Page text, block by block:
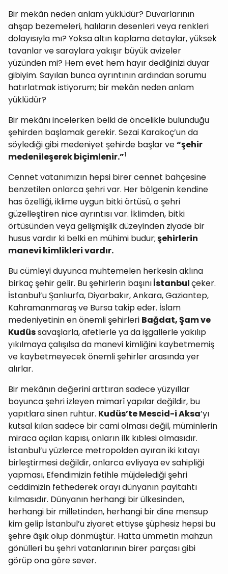
Bir mekân neden anlam yüklüdür? Duvarlarının
ahşap bezemeleri, halıların desenleri veya renkleri
dolayısıyla mı? Yoksa altın kaplama detaylar, yüksek
tavanlar ve saraylara yakışır büyük avizeler
yüzünden mi? Hem evet hem hayır dediğinizi duyar
gibiyim. Sayılan bunca ayrıntının ardından sorumu
hatırlatmak istiyorum; bir mekân neden anlam
yüklüdür?
Bir mekânı incelerken belki de öncelikle bulunduğu
şehirden başlamak gerekir. Sezai Karakoç’un da
söylediği gibi medeniyet şehirde başlar ve“şehir
medenileşerek biçimlenir.”1
Cennet vatanımızın hepsi birer cennet bahçesine
benzetilen onlarca şehri var. Her bölgenin kendine
has özelliği, iklime uygun bitki örtüsü, o şehri
güzelleştiren nice ayrıntısı var. İklimden, bitki
örtüsünden veya gelişmişlik düzeyinden ziyade bir
husus vardır ki belki en mühimi budur;şehirlerin
manevi kimlikleri vardır.
Bu cümleyi duyunca muhtemelen herkesin aklına
birkaç şehir gelir. Bu şehirlerin başınıİstanbulçeker.
İstanbul’u Şanlıurfa, Diyarbakır, Ankara, Gaziantep,
Kahramanmaraş ve Bursa takip eder. İslam
medeniyetinin en önemli şehirleri Bağdat, Şam ve
Kudüssavaşlarla, afetlerle ya da işgallerle yakılıp
yıkılmaya çalışılsa da manevi kimliğini kaybetmemiş
ve kaybetmeyecek önemli şehirler arasında yer
alırlar.
Bir mekânın değerini arttıran sadece yüzyıllar
boyunca şehri izleyen mimarî yapılar değildir, bu
yapıtlara sinen ruhtur. Kudüs’te Mescid-i Aksa’yı
kutsal kılan sadece bir cami olması değil, müminlerin
miraca açılan kapısı, onların ilk kıblesi olmasıdır.
İstanbul’u yüzlerce metropolden ayıran iki kıtayı
birleştirmesi değildir, onlarca evliyaya ev sahipliği
yapması, Efendimizin fetihle müjdelediği şehri
ceddimizin fethederek orayı dünyanın payitahtı
kılmasıdır. Dünyanın herhangi bir ülkesinden,
herhangi bir milletinden, herhangi bir dine mensup
kim gelip İstanbul’u ziyaret ettiyse şüphesiz hepsi bu
şehre âşık olup dönmüştür. Hatta ümmetin mahzun
gönülleri bu şehri vatanlarının birer parçası gibi
görüp ona göre sever.